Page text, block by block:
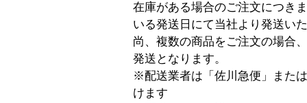
在庫がある場合のご注文につき
いる発送日にて当社より発送い
尚、複数の商品をご注文の場合
発送となります。
※配送業者は「佐川急便」また
けます